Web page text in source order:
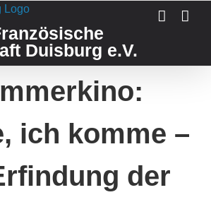
Duisburg e.V.
ich komme –
der